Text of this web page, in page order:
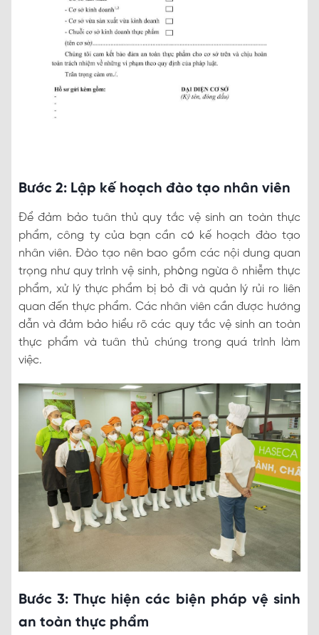
Bước 2: Lập kế hoạch đào tạo nhân viên
Để đảm bảo tuân thủ quy tắc vệ sinh an toàn thực
phẩm, công ty của bạn cần có kế hoạch đào tạo
nhân viên. Đào tạo nên bao gồm các nội dung quan
trọng như quy trình vệ sinh, phòng ngừa ô nhiễm thực
phẩm, xử lý thực phẩm bị bỏ đi và quản lý rủi ro liên
quan đến thực phẩm. Các nhân viên cần được hướng
dẫn và đảm bảo hiểu rõ các quy tắc vệ sinh an toàn
thực phẩm và tuân thủ chúng trong quá trình làm
việc.
Bước 3: Thực hiện các biện pháp vệ sinh
an toàn thực phẩm